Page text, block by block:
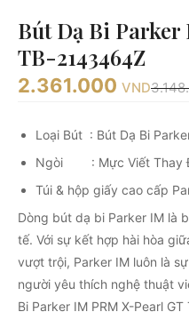
Bút Dạ Bi Parker
TB-2143464Z
2.361.000 VND
Loại Bút : Bút Dạ Bi
Ngòi : Mực Viết Thay
Túi & hộp giấy cao cấp
Dòng bút dạ bi Parker IM là
tế. Với sự kết hợp hài hòa
vượt trội, Parker IM luôn là
người yêu thích nghệ thuật
Bi Parker IM PRM X-Pearl